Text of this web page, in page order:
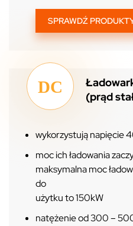
SPRAWDŹ
(prąd
wykorzystują napięcie
moc ich ładowania
maksymalna moc
do
użytku to 150kW
natężenie od 300 –